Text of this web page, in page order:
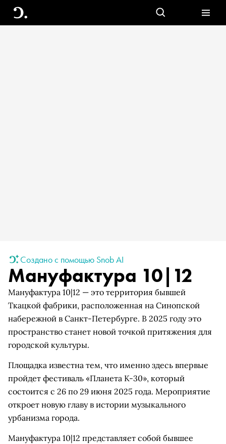
Создано с помощью Snob AI
Мануфактура 10|12
Мануфактура 10|12 — это территория бывшей
Ткацкой фабрики, расположенная на Синопской
набережной в Санкт-Петербурге. В 2025 году это
пространство станет новой точкой притяжения для
городской культуры.
Площадка известна тем, что именно здесь впервые
пройдет фестиваль «Планета К-30», который
состоится с 26 по 29 июня 2025 года. Мероприятие
откроет новую главу в истории музыкального
урбанизма города.
Мануфактура 10|12 представляет собой бывшее